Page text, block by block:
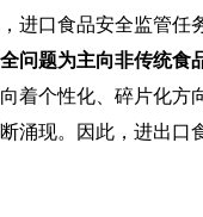
进口食品安全监管任
题为主向非传统食品
着个性化、碎片化
涌现。因此，进出口